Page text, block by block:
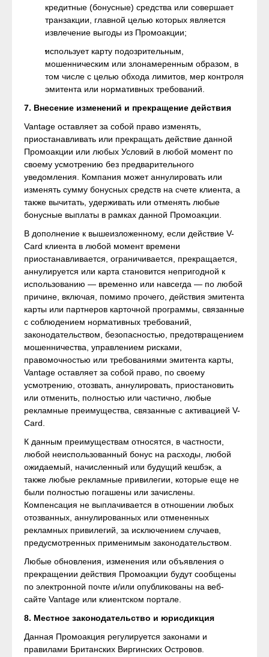
кредитные (бонусные) средства или совершает
транзакции, главной целью которых является
извлечение выгоды из Промоакции;
использует карту подозрительным,
мошенническим или злонамеренным образом, в
том числе с целью обхода лимитов, мер контроля
эмитента или нормативных требований.
7. Внесение изменений и прекращение действия
Vantage оставляет за собой право изменять,
приостанавливать или прекращать действие данной
Промоакции или любых Условий в любой момент по
своему усмотрению без предварительного
уведомления. Компания может аннулировать или
изменять сумму бонусных средств на счете клиента, а
также вычитать, удерживать или отменять любые
бонусные выплаты в рамках данной Промоакции.
В дополнение к вышеизложенному, если действие V-
Card клиента в любой момент времени
приостанавливается, ограничивается, прекращается,
аннулируется или карта становится непригодной к
использованию — временно или навсегда — по любой
причине, включая, помимо прочего, действия эмитента
карты или партнеров карточной программы, связанные
с соблюдением нормативных требований,
законодательством, безопасностью, предотвращением
мошенничества, управлением рисками,
правомочностью или требованиями эмитента карты,
Vantage оставляет за собой право, по своему
усмотрению, отозвать, аннулировать, приостановить
или отменить, полностью или частично, любые
рекламные преимущества, связанные с активацией V-
Card.
К данным преимуществам относятся, в частности,
любой неиспользованный бонус на расходы, любой
ожидаемый, начисленный или будущий кешбэк, а
также любые рекламные привилегии, которые еще не
были полностью погашены или зачислены.
Компенсация не выплачивается в отношении любых
отозванных, аннулированных или отмененных
рекламных привилегий, за исключением случаев,
предусмотренных применимым законодательством.
Любые обновления, изменения или объявления о
прекращении действия Промоакции будут сообщены
по электронной почте и/или опубликованы на веб-
сайте Vantage или клиентском портале.
8. Местное законодательство и юрисдикция
Данная Промоакция регулируется законами и
правилами Британских Виргинских Островов.